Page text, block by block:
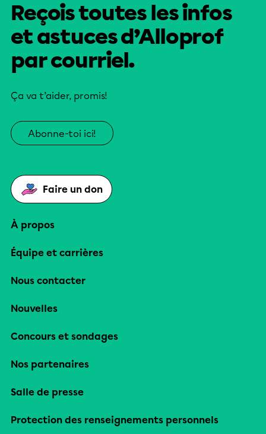
Reçois toutes les infos
et astuces d’Alloprof
par courriel.
Ça va t’aider, promis!
Abonne-toi ici!
Faire un don
À propos
Équipe et carrières
Nous contacter
Nouvelles
Concours et sondages
Nos partenaires
Salle de presse
Protection des renseignements personnels